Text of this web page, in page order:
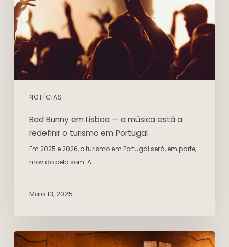
NOTÍCIAS
Bad Bunny em Lisboa — a música está a
redefinir o turismo em Portugal
Em 2025 e 2026, o turismo em Portugal será, em parte,
movido pelo som. A…
Maio 13, 2025